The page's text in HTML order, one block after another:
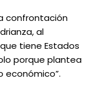
confrontación
al
tiene Estados
porque plantea
económico”.